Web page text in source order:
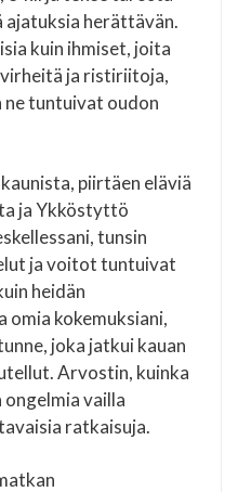
ajatuksia herättävän.
kuin ihmiset, joita
ja ristiriitoja,
tuntuivat oudon
piirtäen eläviä
ja Ykköstyttö
tunsin
ja voitot tuntuivat
heidän
omia kokemuksiani,
joka jatkui kauan
Arvostin, kuinka
vailla
ratkaisuja.